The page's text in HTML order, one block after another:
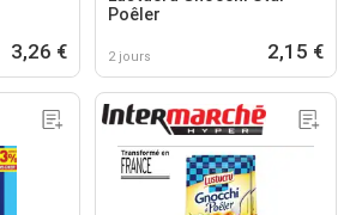
3,26 €
Poêler
2 jours 2,15 €